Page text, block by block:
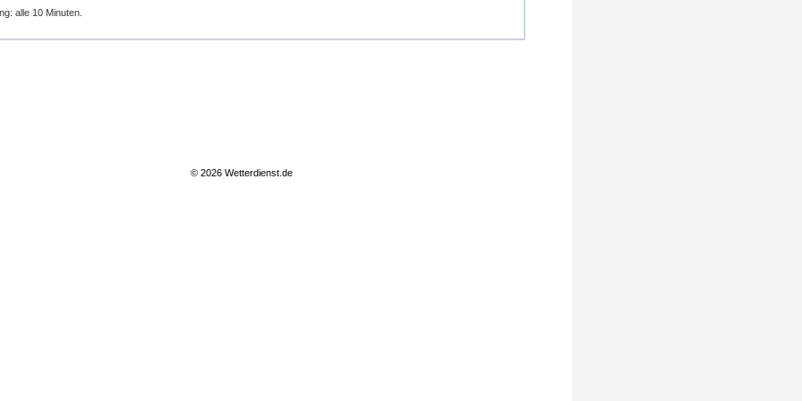
alle 10 Minuten.
© 2026 Wetterdienst.de